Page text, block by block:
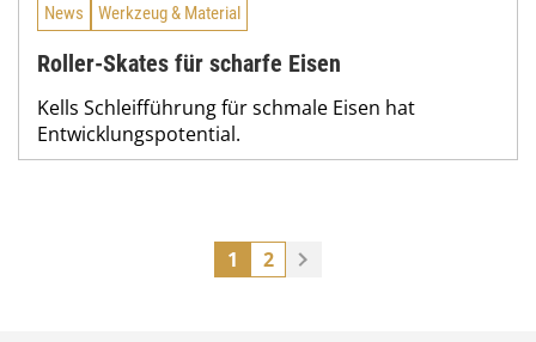
News Werkzeug & Material
Roller-Skates für scharfe Eisen
Kells Schleifführung für schmale Eisen hat
Entwicklungspotential.
1 2